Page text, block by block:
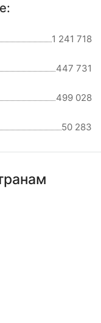
1 241 718
447 731
499 028
50 283